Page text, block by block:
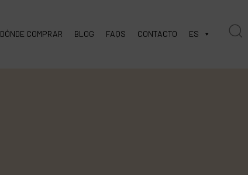
DÓNDE COMPRAR BLOG FAQS CONTACTO ES